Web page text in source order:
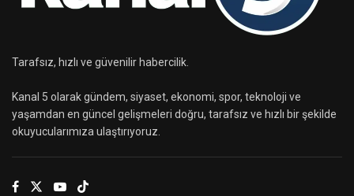
Tarafsız, hızlı ve güvenilir habercilik.
Kanal 5 olarak gündem, siyaset, ekonomi, spor, teknoloji ve
yaşamdan en güncel gelişmeleri doğru, tarafsız ve hızlı bir şekilde
okuyucularımıza ulaştırıyoruz.